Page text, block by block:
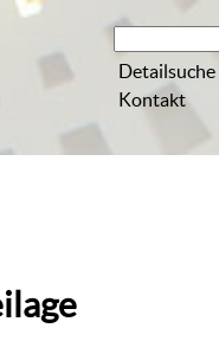
Detailsuche
Kontakt